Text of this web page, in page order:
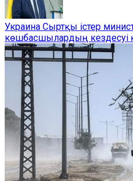
Украина Сыртқы істер
көшбасшылардың кездесуі